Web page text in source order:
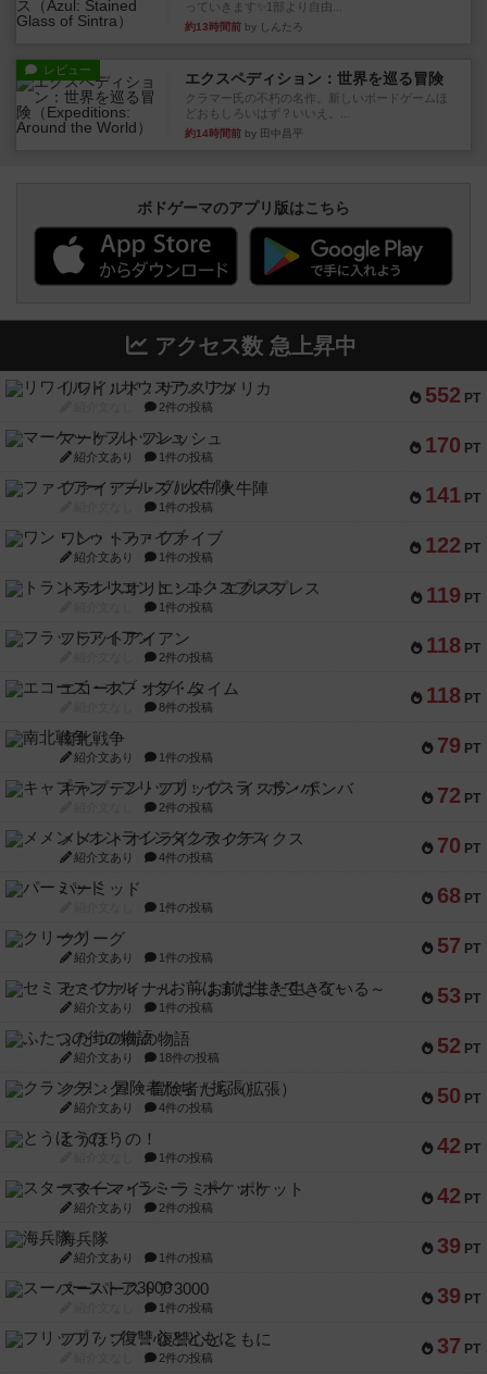
っていきます✨1部より自由...
約13時間前 by しんたろ
レビュー エクスペディション：世界を巡る冒険
クラマー氏の不朽の名作。新しいボードゲームほ
どおもしろいはず？いいえ。...
約14時間前 by 田中昌平
ボドゲーマのアプリ版はこちら
アクセス数 急上昇中
552 PT
リワイルド：サウスアメリカ
2件の投稿
170 PT
マーケットフレッシュ
紹介文あり 1件の投稿
141 PT
ファイアー・ブルズ / 火牛陣
1件の投稿
122 PT
ワン・トゥ・ファイブ
紹介文あり 1件の投稿
119 PT
トランスオリエント・エクスプレス
1件の投稿
118 PT
フラットアイアン
2件の投稿
118 PT
エコーズ・オブ・タイム
8件の投稿
79 PT
南北戦争
紹介文あり 1件の投稿
72 PT
キャプテン・フリップ：イスラ・ボンバ
2件の投稿
70 PT
メメントオンラインタクティクス
紹介文あり 4件の投稿
68 PT
パーミッド
1件の投稿
57 PT
クリーグ
紹介文あり 1件の投稿
53 PT
セミファイナル ～お前はまだ生きている～
紹介文あり 1件の投稿
52 PT
ふたつの街の物語
紹介文あり 18件の投稿
50 PT
クランク! ：冒険者たち（拡張）
紹介文あり 4件の投稿
42 PT
とうほうの！
1件の投稿
42 PT
スターマイン・ラミー ポケット
紹介文あり 2件の投稿
39 PT
海兵隊
紹介文あり 1件の投稿
39 PT
スーパーストア3000
1件の投稿
37 PT
フリップ７：復讐心とともに
2件の投稿